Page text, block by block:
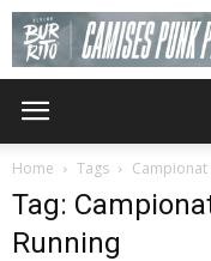
Home Tags Campionat
Tag:
Running